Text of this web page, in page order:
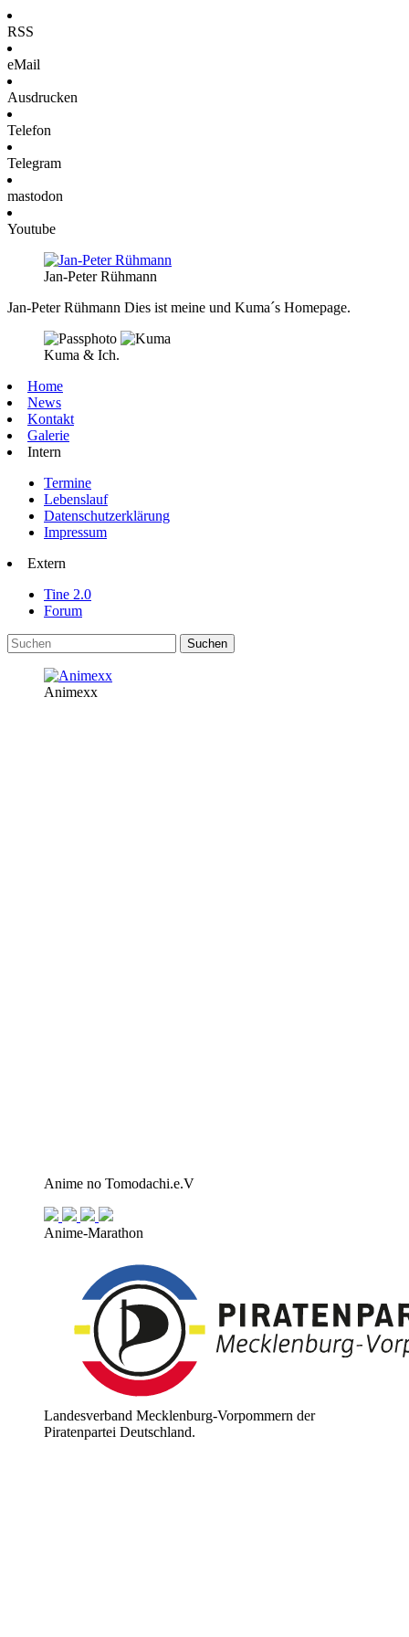
RSS
eMail
Ausdrucken
Telefon
Telegram
mastodon
Youtube
Jan-Peter Rühmann
Jan-Peter Rühmann Dies ist meine und Kuma´s Homepage.
Kuma & Ich.
Home
News
Kontakt
Galerie
Intern
Termine
Lebenslauf
Datenschutzerklärung
Impressum
Extern
Tine 2.0
Forum
Animexx
Anime no Tomodachi.e.V
Anime-Marathon
Landesverband Mecklenburg-Vorpommern der
Piratenpartei Deutschland.